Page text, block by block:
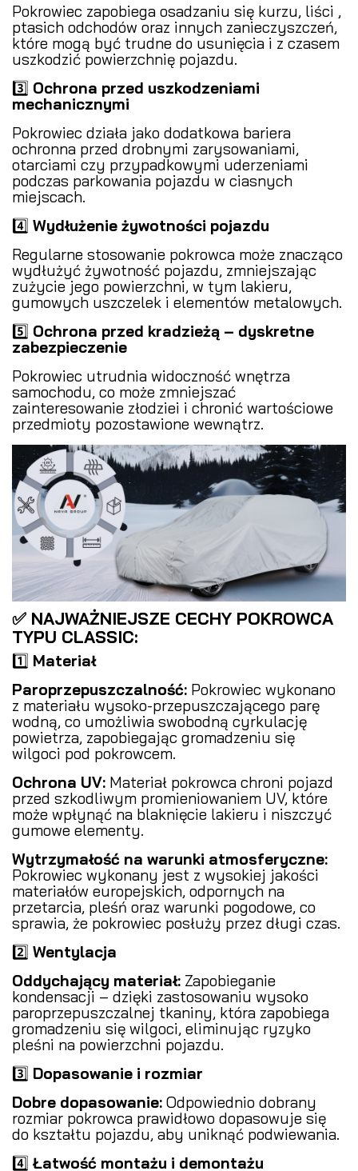
Pokrowiec zapobiega osadzaniu się kurzu, liści ,
ptasich odchodów oraz innych zanieczyszczeń,
które mogą być trudne do usunięcia i z czasem
uszkodzić powierzchnię pojazdu.
3️⃣ Ochrona przed uszkodzeniami
mechanicznymi
Pokrowiec działa jako dodatkowa bariera
ochronna przed drobnymi zarysowaniami,
otarciami czy przypadkowymi uderzeniami
podczas parkowania pojazdu w ciasnych
miejscach.
4️⃣ Wydłużenie żywotności pojazdu
Regularne stosowanie pokrowca może znacząco
wydłużyć żywotność pojazdu, zmniejszając
zużycie jego powierzchni, w tym lakieru,
gumowych uszczelek i elementów metalowych.
5️⃣ Ochrona przed kradzieżą – dyskretne
zabezpieczenie
Pokrowiec utrudnia widoczność wnętrza
samochodu, co może zmniejszać
zainteresowanie złodziei i chronić wartościowe
przedmioty pozostawione wewnątrz.
✅ NAJWAŻNIEJSZE CECHY POKROWCA
TYPU CLASSIC:
1️⃣ Materiał
Paroprzepuszczalność: Pokrowiec wykonano
z materiału wysoko-przepuszczającego parę
wodną, co umożliwia swobodną cyrkulację
powietrza, zapobiegając gromadzeniu się
wilgoci pod pokrowcem.
Ochrona UV: Materiał pokrowca chroni pojazd
przed szkodliwym promieniowaniem UV, które
może wpłynąć na blaknięcie lakieru i niszczyć
gumowe elementy.
Wytrzymałość na warunki atmosferyczne:
Pokrowiec wykonany jest z wysokiej jakości
materiałów europejskich, odpornych na
przetarcia, pleśń oraz warunki pogodowe, co
sprawia, że pokrowiec posłuży przez długi czas.
2️⃣ Wentylacja
Oddychający materiał: Zapobieganie
kondensacji – dzięki zastosowaniu wysoko
paroprzepuszczalnej tkaniny, która zapobiega
gromadzeniu się wilgoci, eliminując ryzyko
pleśni na powierzchni pojazdu.
3️⃣ Dopasowanie i rozmiar
Dobre dopasowanie: Odpowiednio dobrany
rozmiar pokrowca prawidłowo dopasowuje się
do kształtu pojazdu, aby uniknąć podwiewania.
4️⃣ Łatwość montażu i demontażu